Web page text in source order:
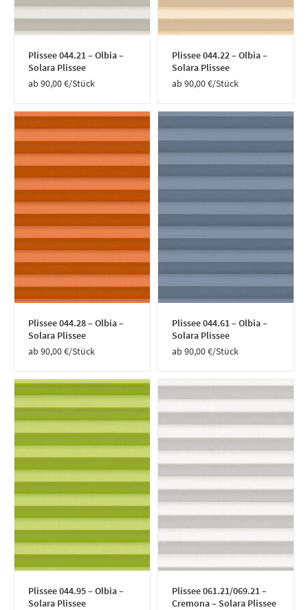
Plissee 044.21 – Olbia –
Solara Plissee
90,00€/Stück
Plissee 044.22 – Olbia –
Solara Plissee
90,00€/Stück
Plissee 044.28 – Olbia –
Solara Plissee
90,00€/Stück
Plissee 044.61 – Olbia –
Solara Plissee
90,00€/Stück
Plissee 044.95 – Olbia –
Solara Plissee
Plissee 061.21/069.21 –
Cremona – Solara Plissee